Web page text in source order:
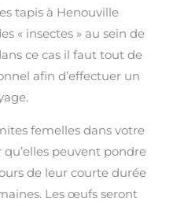
tapis à Henouville
« insectes » au sein de
ce cas il faut tout de
afin d’effectuer un
femelles dans votre
peuvent pondre
de leur courte durée
Les œufs seront